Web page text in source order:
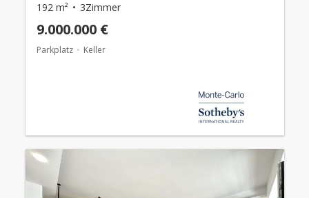
192 m² 3Zimmer
9.000.000 €
Parkplatz Keller